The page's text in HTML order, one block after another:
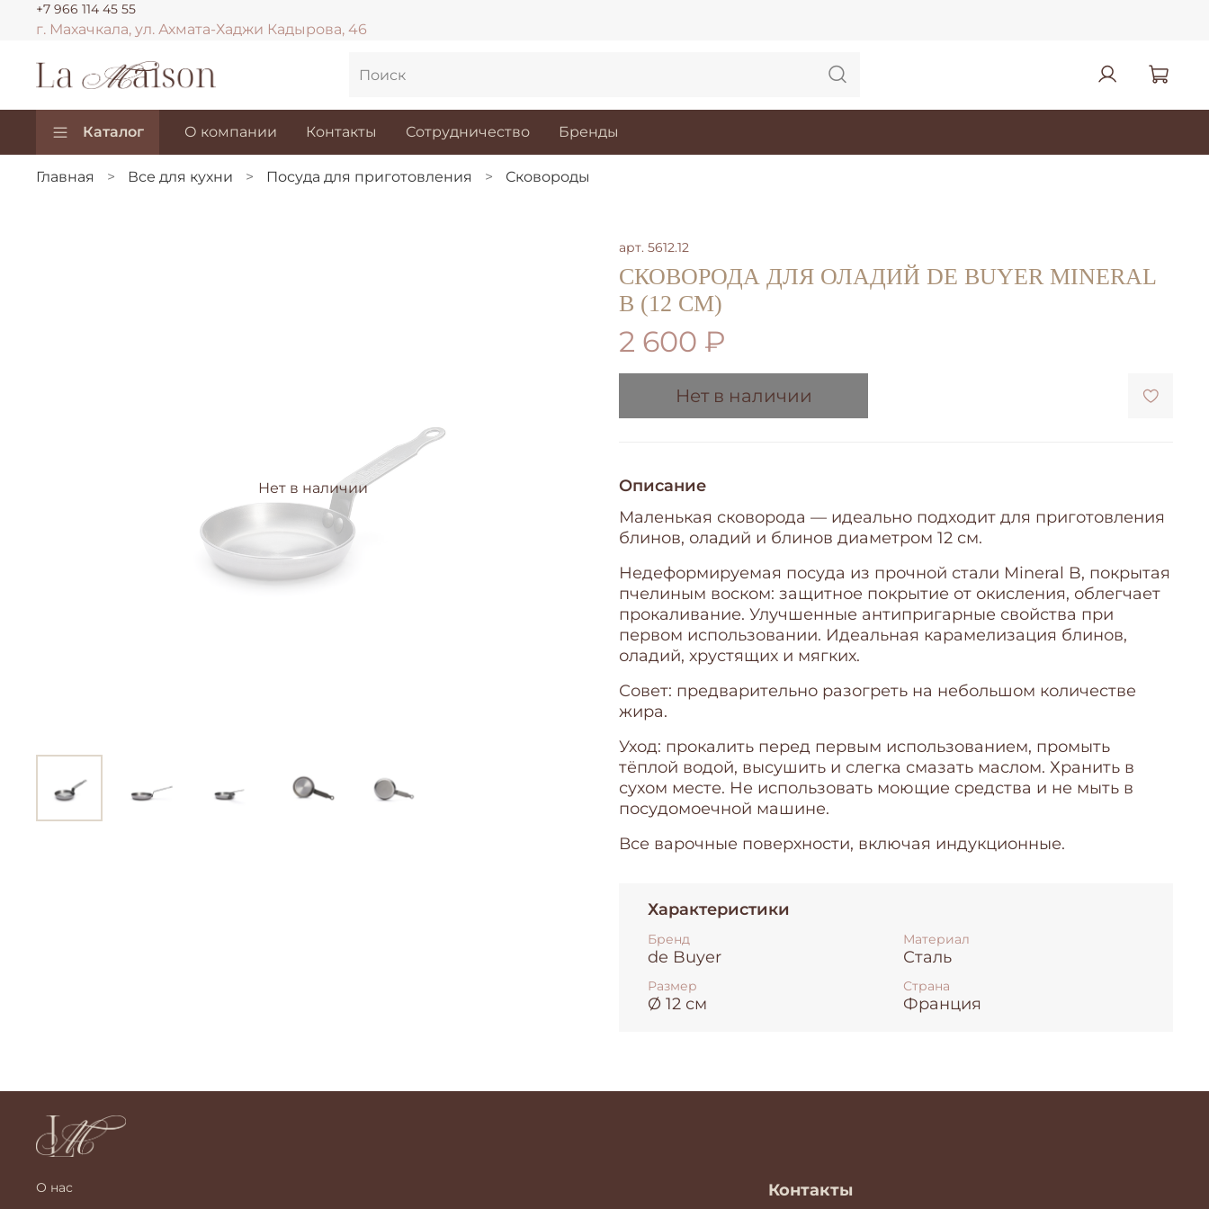
г. Махачкала, ул. Ахмата-Хаджи Кадырова, 46
+7 966 114 45 55
Каталог О компании Контакты Сотрудничество Бренды
Главная Все для кухни Посуда для приготовления Сковороды
Нет в наличии
арт. 5612.12
СКОВОРОДА ДЛЯ ОЛАДИЙ DE BUYER MINERAL
B (12 СМ)
2 600 ₽
Нет в наличии
Описание
Маленькая сковорода — идеально подходит для приготовления
блинов, оладий и блинов диаметром 12 см.
Недеформируемая посуда из прочной стали Mineral B, покрытая
пчелиным воском: защитное покрытие от окисления, облегчает
прокаливание. Улучшенные антипригарные свойства при
первом использовании. Идеальная карамелизация блинов,
оладий, хрустящих и мягких.
Совет: предварительно разогреть на небольшом количестве
жира.
Уход: прокалить перед первым использованием, промыть
тёплой водой, высушить и слегка смазать маслом. Хранить в
сухом месте. Не использовать моющие средства и не мыть в
посудомоечной машине.
Все варочные поверхности, включая индукционные.
Характеристики
Бренд
de Buyer
Материал
Сталь
Размер
Ø 12 см
Страна
Франция
О нас
Контакты